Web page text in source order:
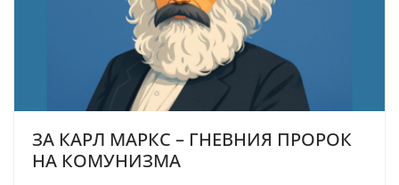
ЗА КАРЛ МАРКС – ГНЕВНИЯ ПРОРОК
НА КОМУНИЗМА